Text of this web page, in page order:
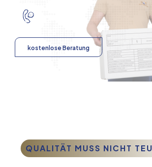
kostenlose Beratung
QUALITÄT MUSS NICHT